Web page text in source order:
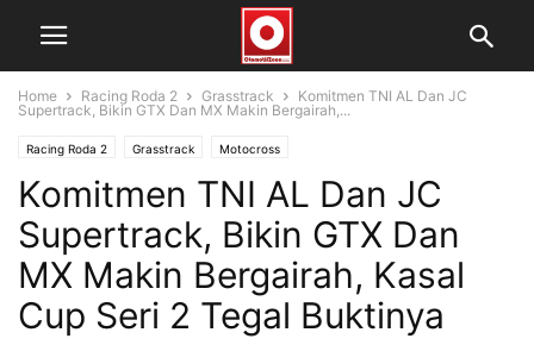
Home Racing Roda 2 Grasstrack
Komitmen TNI AL Dan JC
Supertrack, Bikin GTX Dan MX Makin Bergairah,...
Racing Roda 2 Grasstrack Motocross
Komitmen TNI AL Dan JC
Supertrack, Bikin GTX Dan
MX Makin Bergairah, Kasal
Cup Seri 2 Tegal Buktinya